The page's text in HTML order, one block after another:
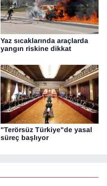
Yaz sıcaklarında araçlarda
yangın riskine dikkat
"Terörsüz Türkiye"de yasal
süreç başlıyor